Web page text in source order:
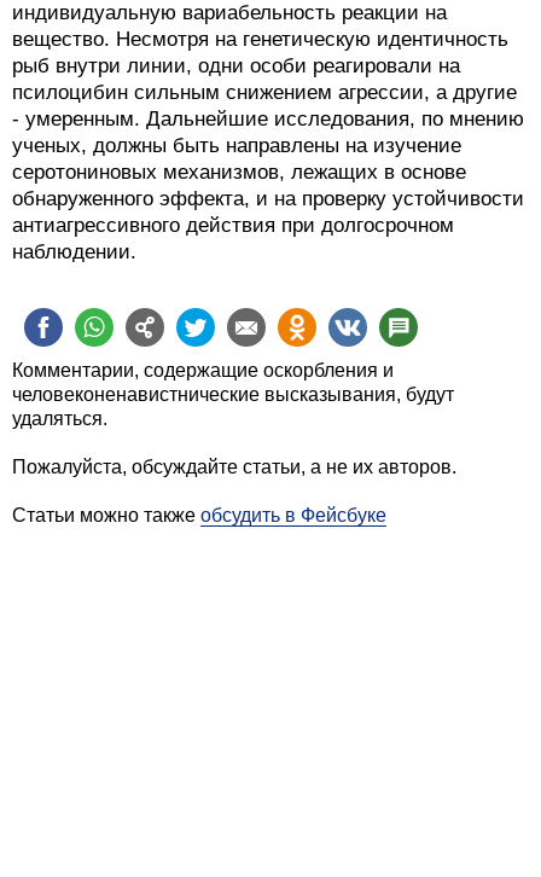
индивидуальную вариабельность реакции на
вещество. Несмотря на генетическую идентичность
рыб внутри линии, одни особи реагировали на
псилоцибин сильным снижением агрессии, а другие
- умеренным. Дальнейшие исследования, по мнению
ученых, должны быть направлены на изучение
серотониновых механизмов, лежащих в основе
обнаруженного эффекта, и на проверку устойчивости
антиагрессивного действия при долгосрочном
наблюдении.
Комментарии, содержащие оскорбления и
человеконенавистнические высказывания, будут
удаляться.
Пожалуйста, обсуждайте статьи, а не их авторов.
Статьи можно также обсудить в Фейсбуке